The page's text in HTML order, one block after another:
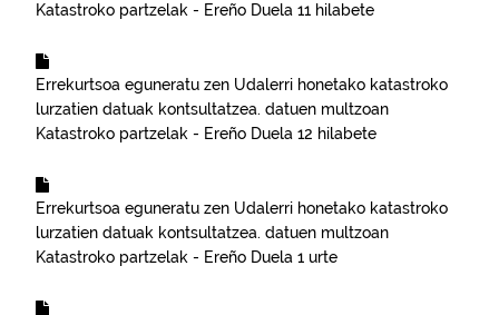
Katastroko partzelak - Ereño Duela 11 hilabete
Errekurtsoa eguneratu zen Udalerri honetako katastroko
lurzatien datuak kontsultatzea. datuen multzoan
Katastroko partzelak - Ereño Duela 12 hilabete
Errekurtsoa eguneratu zen Udalerri honetako katastroko
lurzatien datuak kontsultatzea. datuen multzoan
Katastroko partzelak - Ereño Duela 1 urte